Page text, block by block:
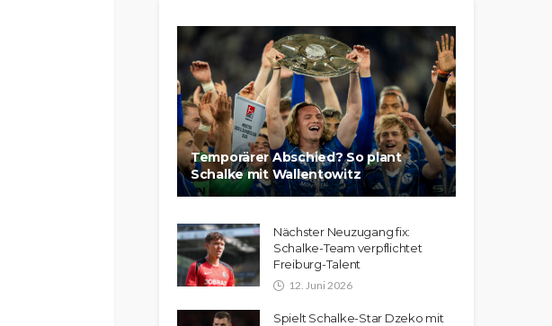
Temporärer Abschied? So plant
Schalke mit Wallentowitz
Nächster Neuzugang fix:
Schalke-Team verpflichtet
Freiburg-Talent
12. Juni 2026
Spielt Schalke-Star Dzeko mit